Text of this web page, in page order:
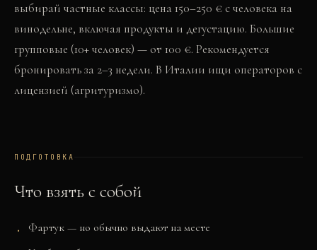
выбирай частные классы: цена 150–250 € с человека на
винодельне, включая продукты и дегустацию. Большие
групповые (10+ человек) — от 100 €. Рекомендуется
бронировать за 2–3 недели. В Италии ищи операторов с
лицензией (агритуризмо).
ПОДГОТОВКА
Что взять с собой
Фартук — но обычно выдают на месте